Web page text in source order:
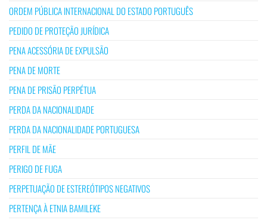
ORDEM PÚBLICA INTERNACIONAL DO ESTADO PORTUGUÊS
PEDIDO DE PROTEÇÃO JURÍDICA
PENA ACESSÓRIA DE EXPULSÃO
PENA DE MORTE
PENA DE PRISÃO PERPÉTUA
PERDA DA NACIONALIDADE
PERDA DA NACIONALIDADE PORTUGUESA
PERFIL DE MÃE
PERIGO DE FUGA
PERPETUAÇÃO DE ESTEREÓTIPOS NEGATIVOS
PERTENÇA À ETNIA BAMILEKE